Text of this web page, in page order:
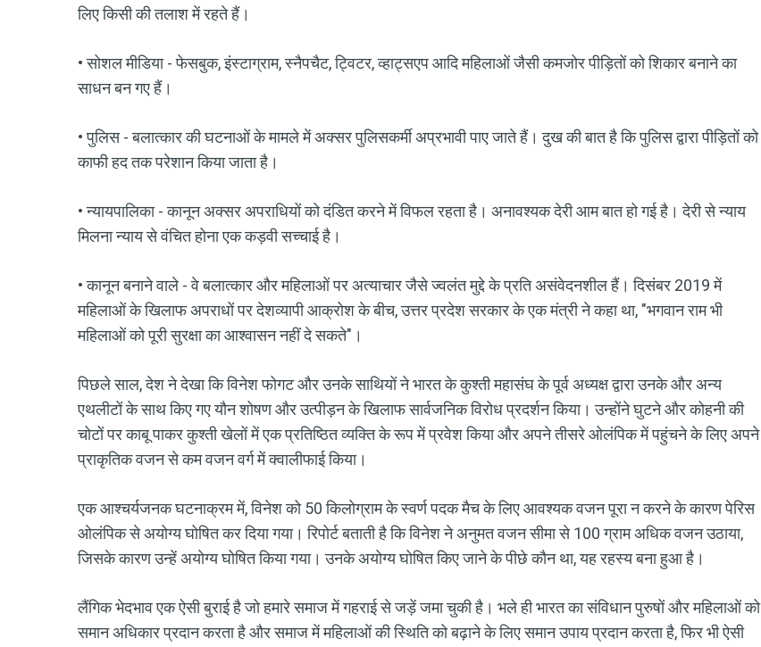
लिए किसी की तलाश में रहते हैं।
• सोशल मीडिया - फेसबुक, इंस्टाग्राम, स्नैपचैट, ट्विटर, व्हाट्सएप आदि महिलाओं जैसी कमजोर पीड़ितों को शिकार बनाने का
साधन बन गए हैं।
• पुलिस - बलात्कार की घटनाओं के मामले में अक्सर पुलिसकर्मी अप्रभावी पाए जाते हैं। दुख की बात है कि पुलिस द्वारा पीड़ितों को
काफी हद तक परेशान किया जाता है।
• न्यायपालिका - कानून अक्सर अपराधियों को दंडित करने में विफल रहता है। अनावश्यक देरी आम बात हो गई है। देरी से न्याय
मिलना न्याय से वंचित होना एक कड़वी सच्चाई है।
• कानून बनाने वाले - वे बलात्कार और महिलाओं पर अत्याचार जैसे ज्वलंत मुद्दे के प्रति असंवेदनशील हैं। दिसंबर 2019 में
महिलाओं के खिलाफ अपराधों पर देशव्यापी आक्रोश के बीच, उत्तर प्रदेश सरकार के एक मंत्री ने कहा था, "भगवान राम भी
महिलाओं को पूरी सुरक्षा का आश्वासन नहीं दे सकते"।
पिछले साल, देश ने देखा कि विनेश फोगट और उनके साथियों ने भारत के कुश्ती महासंघ के पूर्व अध्यक्ष द्वारा उनके और अन्य
एथलीटों के साथ किए गए यौन शोषण और उत्पीड़न के खिलाफ सार्वजनिक विरोध प्रदर्शन किया। उन्होंने घुटने और कोहनी की
चोटों पर काबू पाकर कुश्ती खेलों में एक प्रतिष्ठित व्यक्ति के रूप में प्रवेश किया और अपने तीसरे ओलंपिक में पहुंचने के लिए अपने
प्राकृतिक वजन से कम वजन वर्ग में क्वालीफाई किया।
एक आश्चर्यजनक घटनाक्रम में, विनेश को 50 किलोग्राम के स्वर्ण पदक मैच के लिए आवश्यक वजन पूरा न करने के कारण पेरिस
ओलंपिक से अयोग्य घोषित कर दिया गया। रिपोर्ट बताती है कि विनेश ने अनुमत वजन सीमा से 100 ग्राम अधिक वजन उठाया,
जिसके कारण उन्हें अयोग्य घोषित किया गया। उनके अयोग्य घोषित किए जाने के पीछे कौन था, यह रहस्य बना हुआ है।
लैंगिक भेदभाव एक ऐसी बुराई है जो हमारे समाज में गहराई से जड़ें जमा चुकी है। भले ही भारत का संविधान पुरुषों और महिलाओं को
समान अधिकार प्रदान करता है और समाज में महिलाओं की स्थिति को बढ़ाने के लिए समान उपाय प्रदान करता है, फिर भी ऐसी